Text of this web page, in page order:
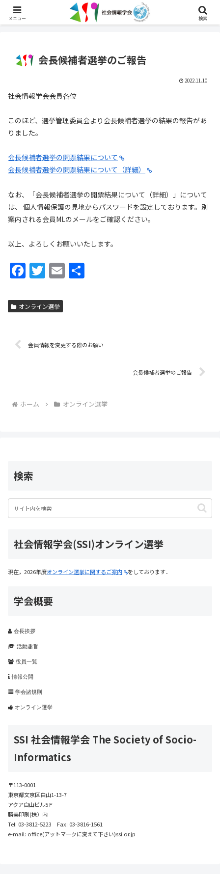
English
会長候補者選挙のご報告
2022.11.10
社会情報学会会員各位
このほど、選挙管理委員会より会長候補者選挙の結果の報告があ
りました。
会長候補者選挙の開票結果について
会長候補者選挙の開票結果について（詳細）
なお、「会長候補者選挙の開票結果について（詳細）」について
は、 個人情報保護の見地からパスワードを設定しております。別
案内される会員MLのメールをご確認ください。
以上、よろしくお願いいたします。
F
a
c
e
o
T
w
itt
er
E
m
オンライン選挙
会員情報を変更する際のお願い
会長候補者選挙のご報告
ホーム オンライン選挙
検索
社会情報学会(SSI)オンライン選挙
現在，2026年度オンライン選挙に関するご案内 をしております．
学会概要
会長挨拶
活動趣旨
役員一覧
情報公開
学会諸規則
オンライン選挙
SSI 社会情報学会 The Society of Socio-
Informatics
〒113-0001
東京都文京区白山1-13-7
アクア白山ビル5Ｆ
勝美印刷(株）内
Tel: 03-3812-5223 Fax: 03-3816-1561
e-mail: office(アットマークに変えて下さい)ssi.or.jp
メニュー 検索